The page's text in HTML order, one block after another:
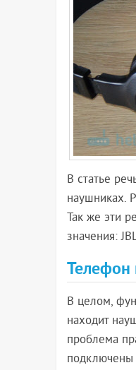
В статье
наушниках.
Так же эти
значения:
Телефон
В целом,
находит
проблема
подключены